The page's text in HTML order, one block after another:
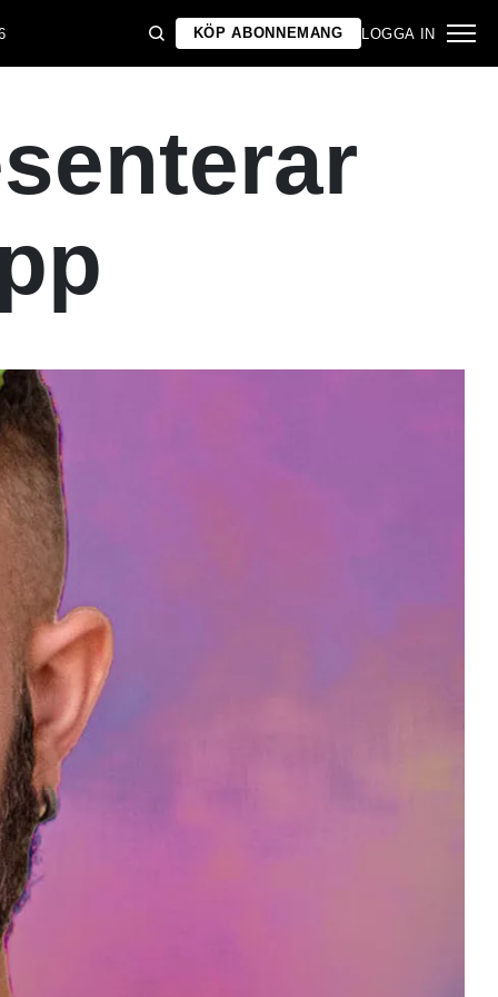
KÖP ABONNEMANG LOGGA IN